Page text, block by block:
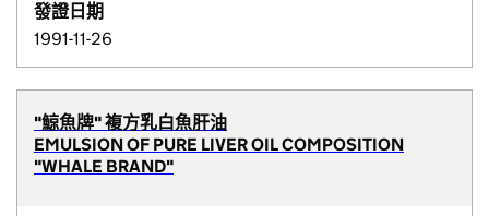
發證日期
1991-11-26
"鯨魚牌" 複方乳白魚肝油
EMULSION OF PURE LIVER OIL COMPOSITION
"WHALE BRAND"